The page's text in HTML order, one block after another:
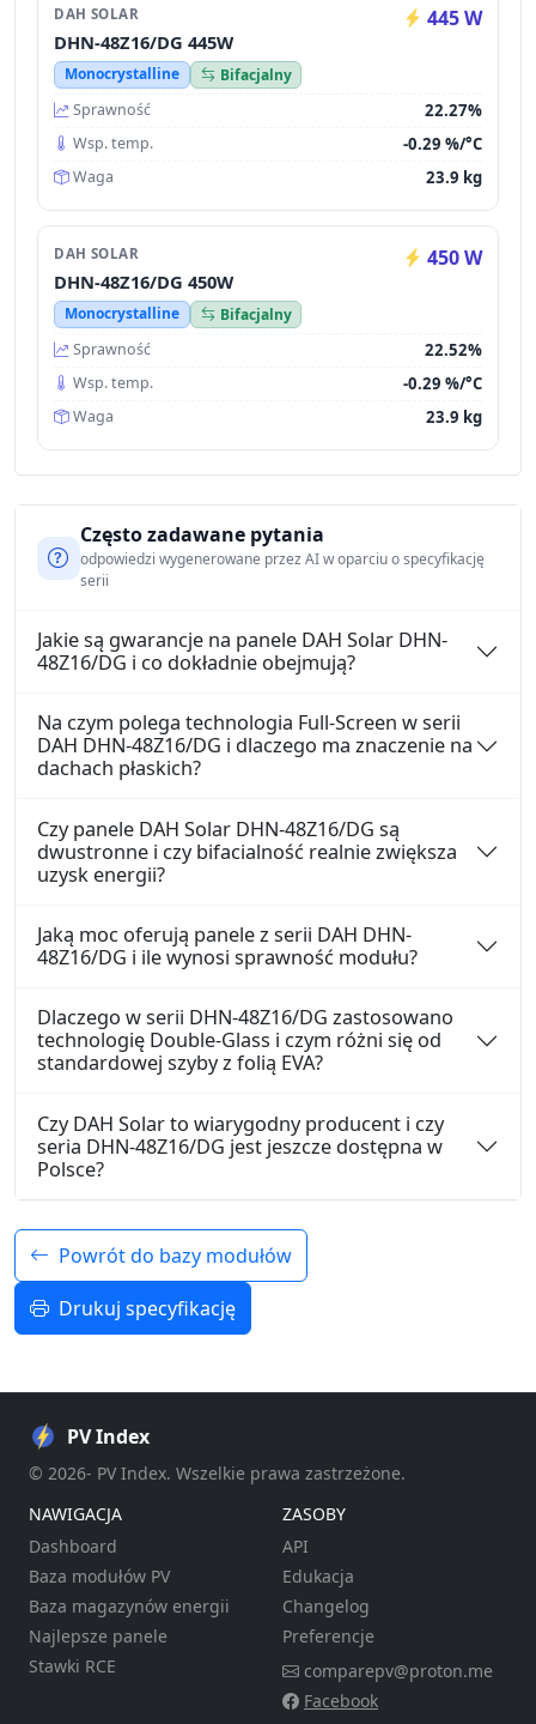
DAH SOLAR 445 W
DHN-48Z16/DG 445W
Monocrystalline
Bifacjalny
Sprawność
22.27%
Wsp. temp. -0.29 %/°C
Waga 23.9 kg
DAH SOLAR 450 W
DHN-48Z16/DG 450W
Monocrystalline
Bifacjalny
Sprawność
22.52%
Wsp. temp. -0.29 %/°C
Waga 23.9 kg
Często zadawane pytania
odpowiedzi wygenerowane przez AI w oparciu o specyfikację
serii
Jakie są gwarancje na panele DAH Solar DHN-
48Z16/DG i co dokładnie obejmują?
Na czym polega technologia Full-Screen w serii
DAH DHN-48Z16/DG i dlaczego ma znaczenie na
dachach płaskich?
Czy panele DAH Solar DHN-48Z16/DG są
dwustronne i czy bifacialność realnie zwiększa
uzysk energii?
Jaką moc oferują panele z serii DAH DHN-
48Z16/DG i ile wynosi sprawność modułu?
Dlaczego w serii DHN-48Z16/DG zastosowano
technologię Double-Glass i czym różni się od
standardowej szyby z folią EVA?
Czy DAH Solar to wiarygodny producent i czy
seria DHN-48Z16/DG jest jeszcze dostępna w
Polsce?
Powrót do bazy modułów
Drukuj specyfikację
PV Index
© 2026- PV Index. Wszelkie prawa zastrzeżone.
NAWIGACJA
Dashboard
Baza modułów PV
Baza magazynów energii
Najlepsze panele
Stawki RCE
ZASOBY
API
Edukacja
Changelog
Preferencje
comparepv@proton.me
Facebook